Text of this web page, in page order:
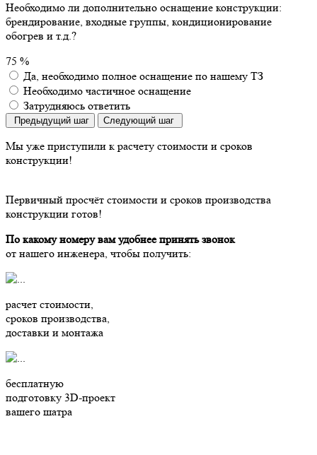
Необходимо ли дополнительно оснащение конструкции:
брендирование, входные группы, кондиционирование
обогрев и т.д.?
75 %
Да, необходимо полное оснащение по нашему ТЗ
Необходимо частичное оснащение
Затрудняюсь ответить
Предыдущий шаг Следующий шаг
Мы уже приступили к расчету стоимости и сроков
конструкции!
Первичный просчёт стоимости и сроков производства
конструкции готов!
По какому номеру вам удобнее принять звонок
от нашего инженера, чтобы получить:
расчет стоимости,
сроков производства,
доставки и монтажа
бесплатную
подготовку 3D-проект
вашего шатра